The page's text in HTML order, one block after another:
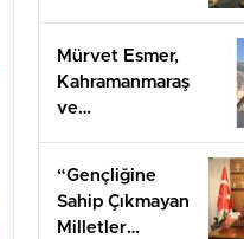
Mürvet Esmer,
Kahramanmaraş
ve
mesaj
gönderdi.
“Gençliğine
Sahip Çıkmayan
Milletler